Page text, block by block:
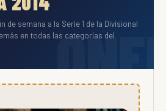
de semana a la Serie 1 de la Divisional
en todas las categorías del